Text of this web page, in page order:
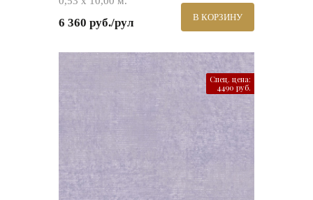
6 360 руб./рул В КОРЗИНУ
Спец. цена:
4490 руб.